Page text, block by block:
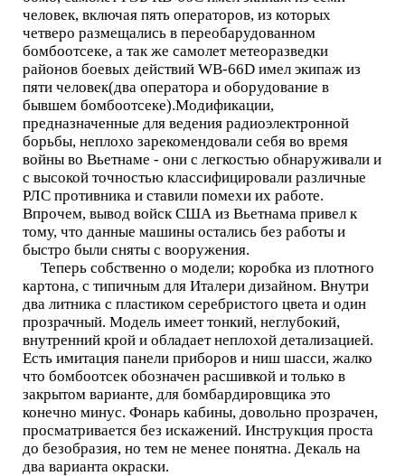
человек, включая пять операторов, из которых
четверо размещались в переобарудованном
бомбоотсеке, а так же самолет метеоразведки
районов боевых действий WB-66D имел экипаж из
пяти человек(два оператора и оборудование в
бывшем бомбоотсеке).Модификации,
предназначенные для ведения радиоэлектронной
борьбы, неплохо зарекомендовали себя во время
войны во Вьетнаме - они с легкостью обнаруживали и
с высокой точностью классифицировали различные
РЛС противника и ставили помехи их работе.
Впрочем, вывод войск США из Вьетнама привел к
тому, что данные машины остались без работы и
быстро были сняты с вооружения.
Теперь собственно о модели; коробка из плотного
картона, с типичным для Италери дизайном. Внутри
два литника с пластиком серебристого цвета и один
прозрачный. Модель имеет тонкий, неглубокий,
внутренний крой и обладает неплохой детализацией.
Есть имитация панели приборов и ниш шасси, жалко
что бомбоотсек обозначен расшивкой и только в
закрытом варианте, для бомбардировщика это
конечно минус. Фонарь кабины, довольно прозрачен,
просматривается без искажений. Инструкция проста
до безобразия, но тем не менее понятна. Декаль на
два варианта окраски.